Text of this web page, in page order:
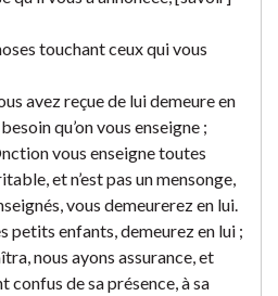
touchant ceux qui vous
avez reçue de lui demeure en
qu’on vous enseigne ;
vous enseigne toutes
et n’est pas un mensonge,
vous demeurerez en lui.
petits enfants, demeurez en lui ;
nous ayons assurance, et
confus de sa présence, à sa